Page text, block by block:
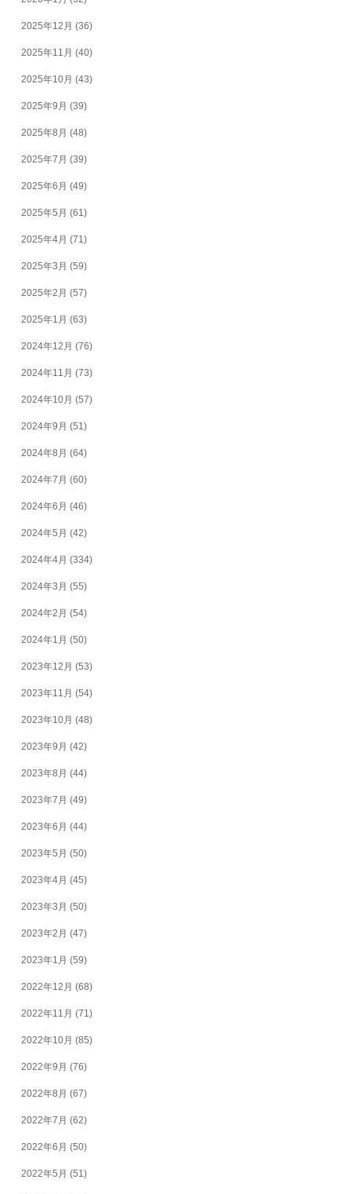
2025年12月 (36)
2025年11月 (40)
2025年10月 (43)
2025年9月 (39)
2025年8月 (48)
2025年7月 (39)
2025年6月 (49)
2025年5月 (61)
2025年4月 (71)
2025年3月 (59)
2025年2月 (57)
2025年1月 (63)
2024年12月 (76)
2024年11月 (73)
2024年10月 (57)
2024年9月 (51)
2024年8月 (64)
2024年7月 (60)
2024年6月 (46)
2024年5月 (42)
2024年4月 (334)
2024年3月 (55)
2024年2月 (54)
2024年1月 (50)
2023年12月 (53)
2023年11月 (54)
2023年10月 (48)
2023年9月 (42)
2023年8月 (44)
2023年7月 (49)
2023年6月 (44)
2023年5月 (50)
2023年4月 (45)
2023年3月 (50)
2023年2月 (47)
2023年1月 (59)
2022年12月 (68)
2022年11月 (71)
2022年10月 (85)
2022年9月 (76)
2022年8月 (67)
2022年7月 (62)
2022年6月 (50)
2022年5月 (51)